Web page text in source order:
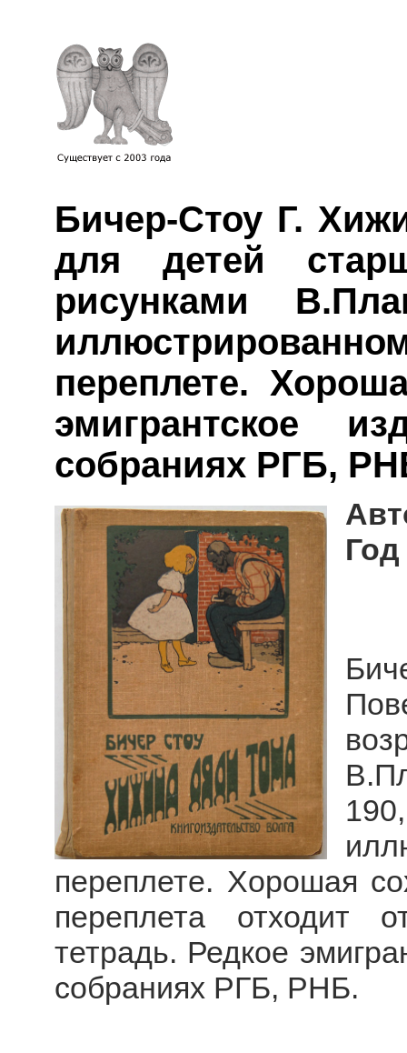
Бичер-Стоу Г.
для детей
рисунками
переплете.
эмигрантское
собраниях РГБ,
переплете. Хорошая
переплета отходит
тетрадь. Редкое
собраниях РГБ, РНБ.